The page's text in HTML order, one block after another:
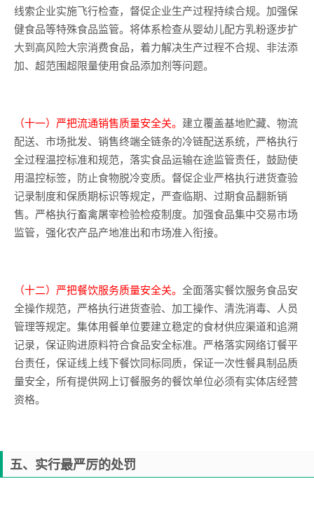
线索企业实施飞行检查，督促企业生产过程持续合规。加强保
健食品等特殊食品监管。将体系检查从婴幼儿配方乳粉逐步扩
大到高风险大宗消费食品，着力解决生产过程不合规、非法添
加、超范围超限量使用食品添加剂等问题。
（十一）严把流通销售质量安全关。 建立覆盖基地贮藏、物流
配送、市场批发、销售终端全链条的冷链配送系统，严格执行
全过程温控标准和规范，落实食品运输在途监管责任，鼓励使
用温控标签，防止食物脱冷变质。督促企业严格执行进货查验
记录制度和保质期标识等规定，严查临期、过期食品翻新销
售。严格执行畜禽屠宰检验检疫制度。加强食品集中交易市场
监管，强化农产品产地准出和市场准入衔接。
（十二）严把餐饮服务质量安全关。 全面落实餐饮服务食品安
全操作规范，严格执行进货查验、加工操作、清洗消毒、人员
管理等规定。集体用餐单位要建立稳定的食材供应渠道和追溯
记录，保证购进原料符合食品安全标准。严格落实网络订餐平
台责任，保证线上线下餐饮同标同质，保证一次性餐具制品质
量安全，所有提供网上订餐服务的餐饮单位必须有实体店经营
资格。
五、实行最严厉的处罚